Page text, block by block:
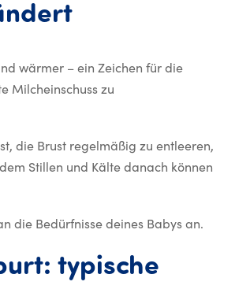
Wie sich die
wärmer – ein Zeichen für die
Milcheinschuss zu
die Brust regelmäßig zu entleeren,
Stillen und Kälte danach können
die Bedürfnisse deines Babys an.
typische